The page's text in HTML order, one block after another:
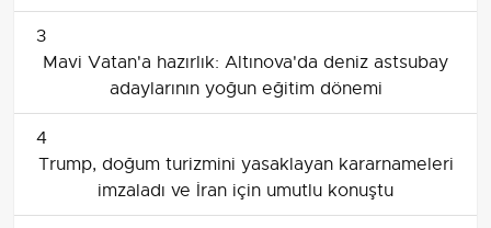
3
Mavi Vatan'a hazırlık: Altınova'da deniz astsubay
adaylarının yoğun eğitim dönemi
4
Trump, doğum turizmini yasaklayan kararnameleri
imzaladı ve İran için umutlu konuştu